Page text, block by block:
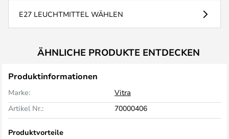
E27 LEUCHTMITTEL WÄHLEN
ÄHNLICHE PRODUKTE ENTDECKEN
Produktinformationen
Marke:
Vitra
Artikel Nr.:
70000406
Produktvorteile